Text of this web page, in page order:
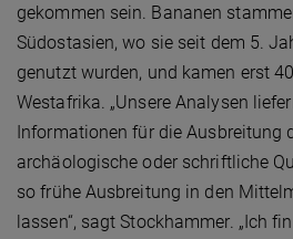
gekommen sein. Bananen
Südostasien, wo sie seit dem 5.
genutzt wurden, und kamen erst
Westafrika. „Unsere Analysen
Informationen für die Ausbreitung
archäologische oder schriftliche
so frühe Ausbreitung in den
lassen“, sagt Stockhammer. „Ich